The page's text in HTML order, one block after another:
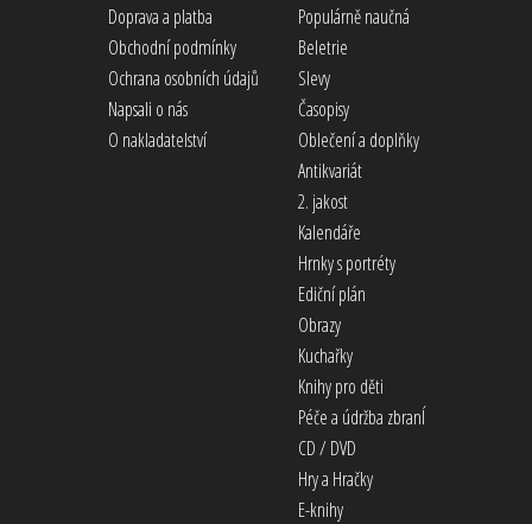
Doprava a platba
Obchodní podmínky
Ochrana osobních údajů
Napsali o nás
O nakladatelství
Populárně naučná
Beletrie
Slevy
Časopisy
Oblečení a doplňky
Antikvariát
2. jakost
Kalendáře
Hrnky s portréty
Ediční plán
Obrazy
Kuchařky
Knihy pro děti
Péče a údržba zbranÍ
CD / DVD
Hry a Hračky
E-knihy